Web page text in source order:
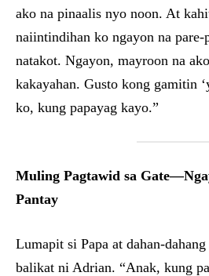
ako na pinaalis nyo noon. At
naiintindihan ko ngayon na pare-
natakot. Ngayon, mayroon na
kakayahan. Gusto kong gamitin
ko, kung papayag kayo.”
Muling Pagtawid sa
Pantay
Lumapit si Papa at dahan-
balikat ni Adrian. “Anak, kung